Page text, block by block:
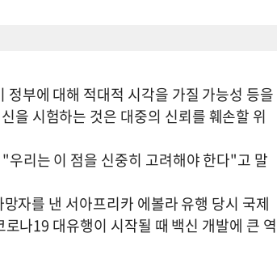
부에 대해 적대적 시각을 가질 가능성 등을
을 시험하는 것은 대중의 신뢰를 훼손할 위
리는 이 점을 신중히 고려해야 한다"고 말
자를 낸 서아프리카 에볼라 유행 당시 국제
나19 대유행이 시작될 때 백신 개발에 큰 역